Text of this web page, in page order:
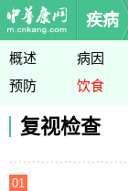
疾病
概述 病因
预防
饮食
复视检查
01